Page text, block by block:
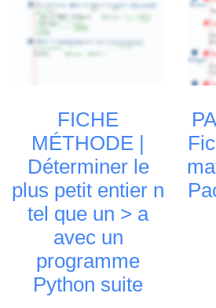
FICHE
MÉTHODE |
Déterminer le
plus petit entier n
tel que un > a
avec un
programme
Python suite